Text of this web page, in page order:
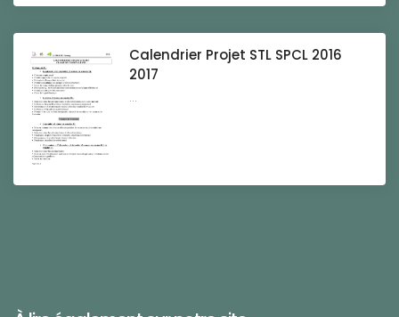
Calendrier Projet STL SPCL 2016
2017
...